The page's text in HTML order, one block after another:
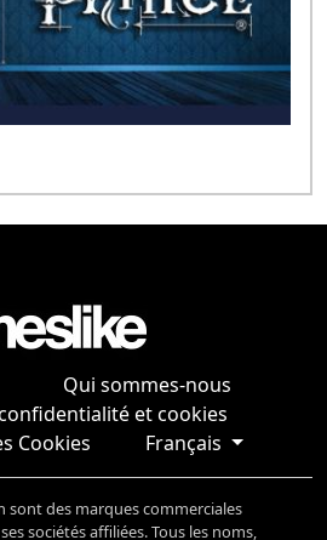
Qui sommes-nous
et cookies
Cookies
Français
sont des marques commerciales
sociétés affiliées. Tous les noms,